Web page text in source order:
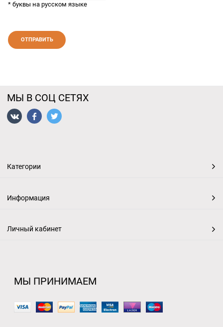
* буквы на русском языке
МЫ В СОЦ СЕТЯХ
Категории
Информация
Личный кабинет
МЫ ПРИНИМАЕМ